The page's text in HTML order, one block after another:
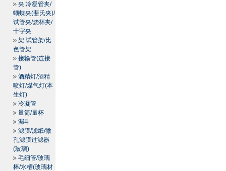
夹:冷凝管夹/
蝴蝶夹(斐氏夹)/
试管夹/烧杯夹/
十字夹
架:试管架/比
色管架
接输管(连接
管)
酒精灯/酒精
喷灯/煤气灯(本
生灯)
冷凝管
量筒/量杯
漏斗
滤膜/滤纸/微
孔滤膜过滤器
(玻璃)
毛细管/玻璃
棒/水槽(玻璃材